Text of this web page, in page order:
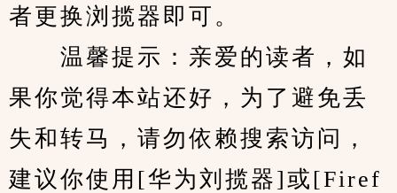
者更换浏揽器即可。
温馨提示：亲爱的读者，如
果你觉得本站还好，为了避免丢
失和转马，请勿依赖搜索访问，
建议你使用[华为刘揽器]或[Firef